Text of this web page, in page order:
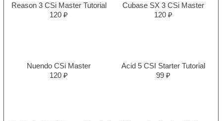
Reason 3 CSi Master Tutorial
120 ₽
Cubase SX 3 CSi Master
120 ₽
Nuendo CSi Master
120 ₽
Acid 5 CSI Starter Tutorial
99 ₽